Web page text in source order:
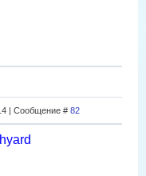
| Сообщение # 82